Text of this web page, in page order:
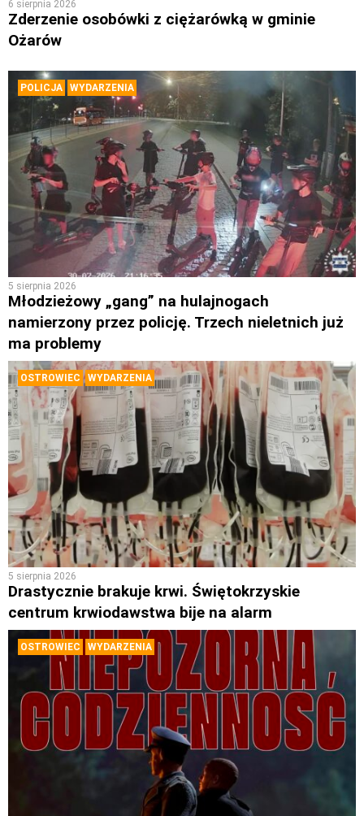
6 sierpnia 2026
Zderzenie osobówki z ciężarówką w gminie
Ożarów
POLICJA WYDARZENIA
5 sierpnia 2026
Młodzieżowy „gang” na hulajnogach
namierzony przez policję. Trzech nieletnich już
ma problemy
OSTROWIEC WYDARZENIA
5 sierpnia 2026
Drastycznie brakuje krwi. Świętokrzyskie
centrum krwiodawstwa bije na alarm
OSTROWIEC WYDARZENIA